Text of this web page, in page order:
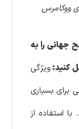
ووکامرس
جهانی را به
کنید:ویژگی
بسیاری
استفاده از